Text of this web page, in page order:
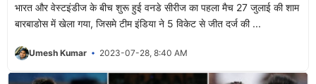
भारत और वेस्टइंडीज के बीच शुरू हुई वनडे सीरीज का पहला मैच 27 जुलाई की शाम
बारबाडोस में खेला गया, जिसमे टीम इंडिया ने 5 विकेट से जीत दर्ज की ...
Umesh Kumar 2023-07-28, 8:40 AM